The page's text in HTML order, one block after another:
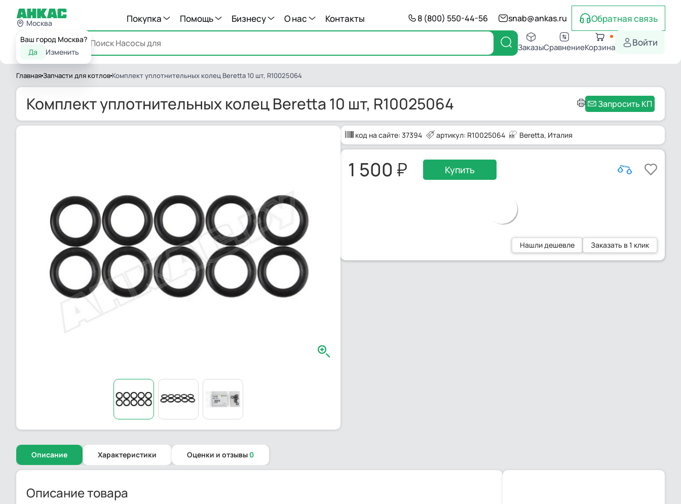
Москва
Ваш город Москва?
Да
Изменить
Покупка Помощь Бизнесу О нас Контакты 8 (800) 550-44-56 snab@ankas.ru Обратная связь
Каталог ЗаказыСравнениеКорзина Войти
ГлавнаяЗапчасти для котлов Комплект уплотнительных колец Beretta 10 шт, R10025064
Комплект уплотнительных колец Beretta 10 шт, R10025064 Запросить КП
код на сайте: 37394 артикул: R10025064 Beretta, Италия
1 500 Купить
Нашли дешевле Заказать в 1 клик
Описание Характеристики Оценки и отзывы 0
Описание товара